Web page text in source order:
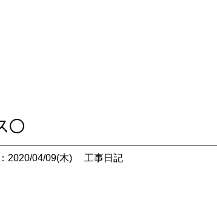
〇
2020/04/09(木) 工事日記